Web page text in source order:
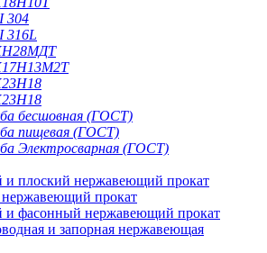
304
316L
бесшовная (ГОСТ)
пищевая (ГОСТ)
Электросварная (ГОСТ)
и плоский нержавеющий прокат
прокат
и фасонный нержавеющий прокат
и запорная нержавеющая